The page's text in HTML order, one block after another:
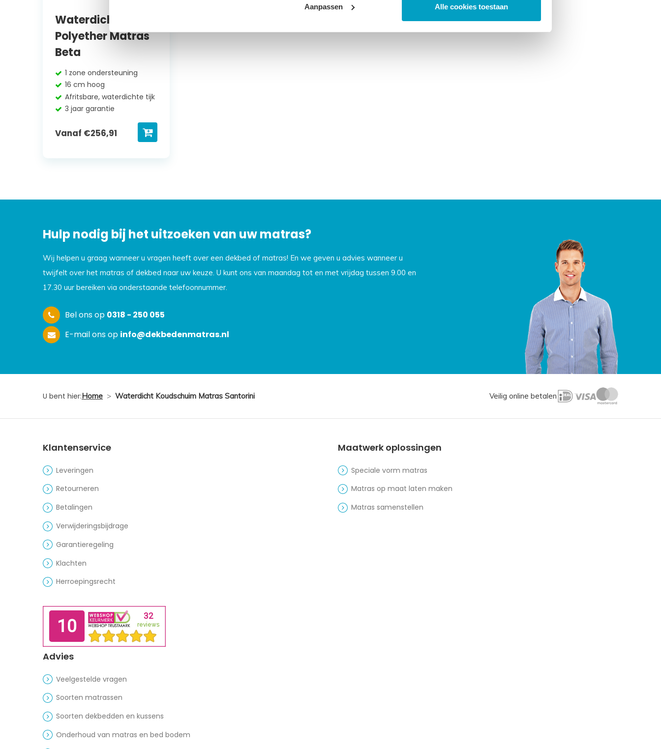
Aanpassen Alle cookies toestaan
Waterdicht
Polyether Matras
Beta
1 zone ondersteuning
16 cm hoog
Afritsbare, waterdichte tijk
3 jaar garantie
Vanaf €256,91
Hulp nodig bij het uitzoeken van uw matras?
Wij helpen u graag wanneer u vragen heeft over een dekbed of matras! En we geven u advies wanneer u
twijfelt over het matras of dekbed naar uw keuze. U kunt ons van maandag tot en met vrijdag tussen 9.00 en
17.30 uur bereiken via onderstaande telefoonnummer.
Bel ons op 0318 - 250 055
E-mail ons op info@dekbedenmatras.nl
U bent hier:Home > Waterdicht Koudschuim Matras Santorini Veilig online betalen
Klantenservice
Leveringen
Retourneren
Betalingen
Verwijderingsbijdrage
Garantieregeling
Klachten
Herroepingsrecht
Maatwerk oplossingen
Speciale vorm matras
Matras op maat laten maken
Matras samenstellen
Advies
Veelgestelde vragen
Soorten matrassen
Soorten dekbedden en kussens
Onderhoud van matras en bed bodem